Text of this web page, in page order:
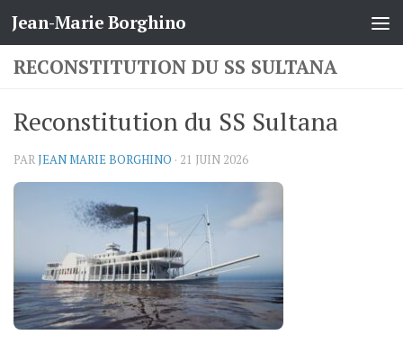
Skip to content
Jean-Marie Borghino
RECONSTITUTION DU SS SULTANA
Reconstitution du SS Sultana
PARJEAN MARIE BORGHINO · 21 JUIN 2026